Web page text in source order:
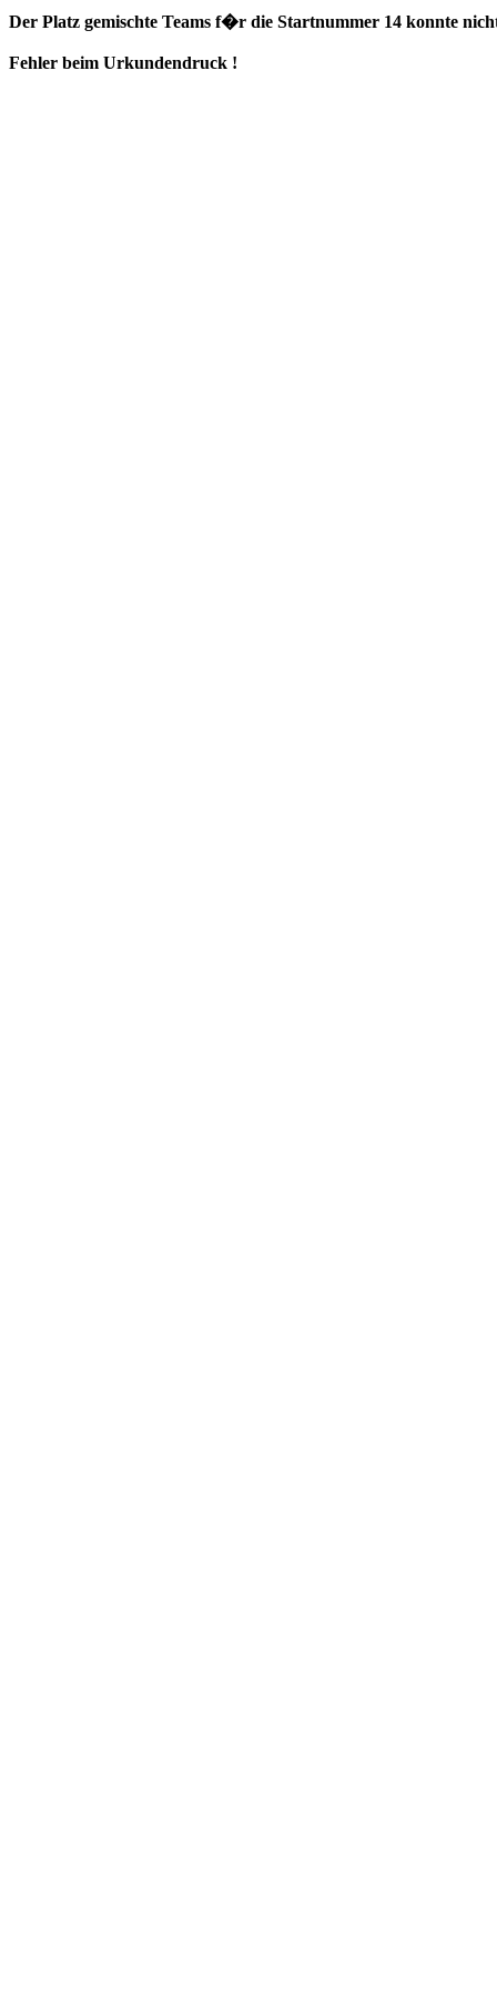
Der Platz gemischte Teams f�r die Startnummer 14 konnte
Fehler beim Urkundendruck !